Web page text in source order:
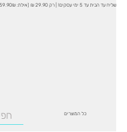
שליח עד הבית עד 5 ימי עסקים! | רק 29.90 ₪ (אילת: 59.90₪) | ייתכנו עיכובים בקו הצפון עקב המצב.
כל המוצרים